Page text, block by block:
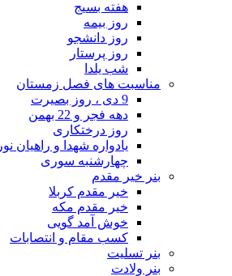
هفته بسیج
روز بیمه
روز دانشجو
روز پرستار
شب یلدا
مناسبت های فصل زمستان
9 دی ، روز بصیرت
دهه فجر و 22 بهمن
روز درختکاری
یادواره شهدا و راهیان نور
چهارشنبه سوری
بنر خیر مقدم
خیر مقدم کربلا
خیر مقدم مکه
خوش آمد گویی
کسب مقام و انتصابات
بنر تسلیت
بنر ولادت